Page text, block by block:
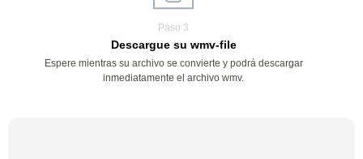
Paso 3
Descargue su wmv-file
Espere mientras su archivo se convierte y podrá descargar
inmediatamente el archivo wmv.